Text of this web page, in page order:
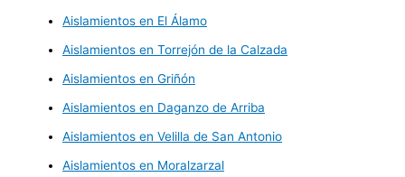
Aislamientos en El Álamo
Aislamientos en Torrejón de la Calzada
Aislamientos en Griñón
Aislamientos en Daganzo de Arriba
Aislamientos en Velilla de San Antonio
Aislamientos en Moralzarzal